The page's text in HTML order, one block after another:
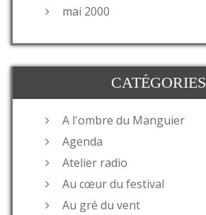
mai 2000
CATÉGORIES
A l'ombre du Manguier
Agenda
Atelier radio
Au cœur du festival
Au gré du vent